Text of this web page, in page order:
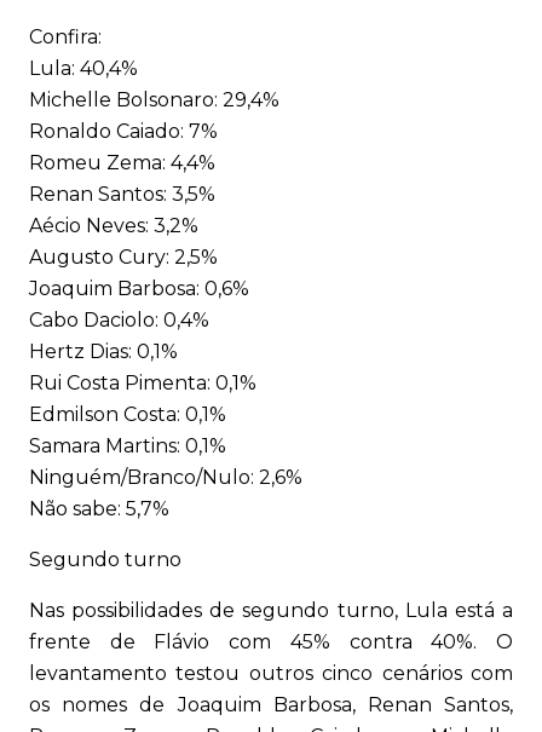
Confira:
Lula: 40,4%
Michelle Bolsonaro: 29,4%
Ronaldo Caiado: 7%
Romeu Zema: 4,4%
Renan Santos: 3,5%
Aécio Neves: 3,2%
Augusto Cury: 2,5%
Joaquim Barbosa: 0,6%
Cabo Daciolo: 0,4%
Hertz Dias: 0,1%
Rui Costa Pimenta: 0,1%
Edmilson Costa: 0,1%
Samara Martins: 0,1%
Ninguém/Branco/Nulo: 2,6%
Não sabe: 5,7%
Segundo turno
Nas possibilidades de segundo turno, Lula está a
frente de Flávio com 45% contra 40%. O
levantamento testou outros cinco cenários com
os nomes de Joaquim Barbosa, Renan Santos,